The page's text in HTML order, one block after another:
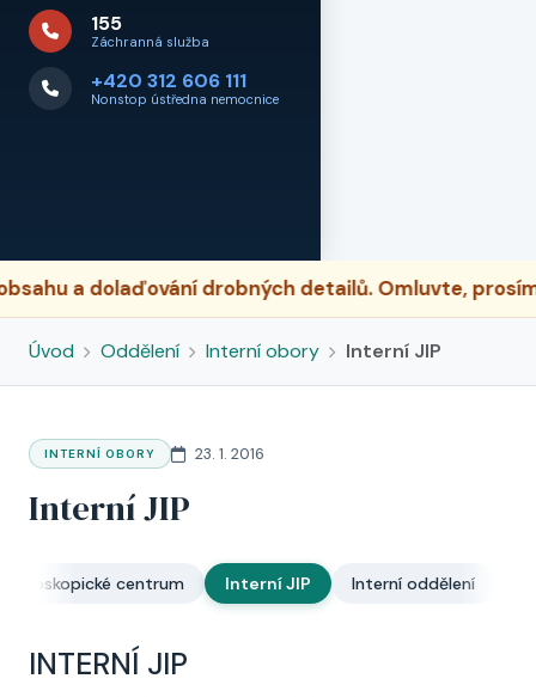
155
Záchranná služba
+420 312 606 111
Nonstop ústředna nemocnice
a dolaďování drobných detailů. Omluvte, prosím,
Úvod Oddělení Interní obory Interní JIP
INTERNÍ OBORY 23. 1. 2016
Interní JIP
centrum Interní JIP Interní oddělení
INTERNÍ JIP